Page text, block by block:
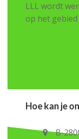
LLL wordt
op het
Hoe kan je
B-